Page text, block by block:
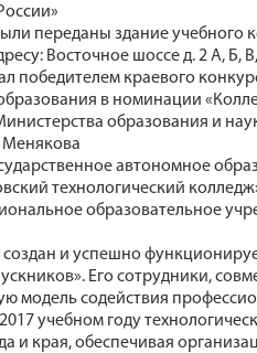
переданы здание учебного
Восточное шоссе д. 2 А, Б,
победителем краевого
в номинации
образования и
автономное
технологический
образовательное
и успешно
Его сотрудники,
модель содействия
учебном году
и края, обеспечивая